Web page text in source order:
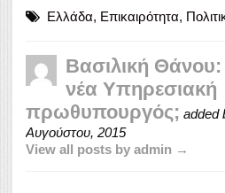
Ελλάδα, Επικαιρότητα,
Βασιλική Θάνου:
νέα Υπηρεσιακή
πρωθυπουργός; added
Αυγούστου, 2015
View all posts by admin →